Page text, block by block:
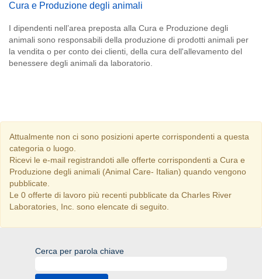
Cura e Produzione degli animali
I dipendenti nell’area preposta alla Cura e Produzione degli
animali sono responsabili della produzione di prodotti animali per
la vendita o per conto dei clienti, della cura dell'allevamento del
benessere degli animali da laboratorio.
Attualmente non ci sono posizioni aperte corrispondenti a questa
categoria o luogo.
Ricevi le e-mail registrandoti alle offerte corrispondenti a Cura e
Produzione degli animali (Animal Care- Italian) quando vengono
pubblicate.
Le 0 offerte di lavoro più recenti pubblicate da Charles River
Laboratories, Inc. sono elencate di seguito.
Cerca per parola chiave